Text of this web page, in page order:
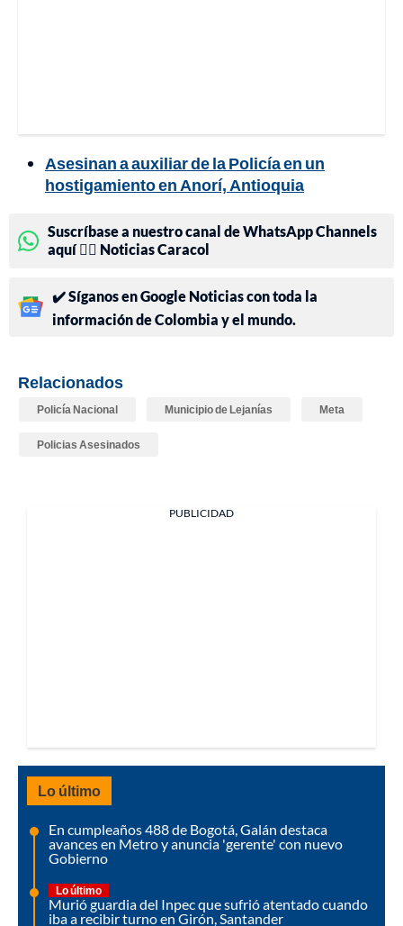
Asesinan a auxiliar de la Policía en un
hostigamiento en Anorí, Antioquia
Suscríbase a nuestro canal de WhatsApp Channels
aquí 👉🏻 Noticias Caracol
✔️ Síganos en Google Noticias con toda la
información de Colombia y el mundo.
Relacionados
Policía Nacional Municipio de Lejanías Meta
Policias Asesinados
PUBLICIDAD
Lo último
En cumpleaños 488 de Bogotá, Galán destaca
avances en Metro y anuncia 'gerente' con nuevo
Gobierno
Lo último
Murió guardia del Inpec que sufrió atentado cuando
iba a recibir turno en Girón, Santander